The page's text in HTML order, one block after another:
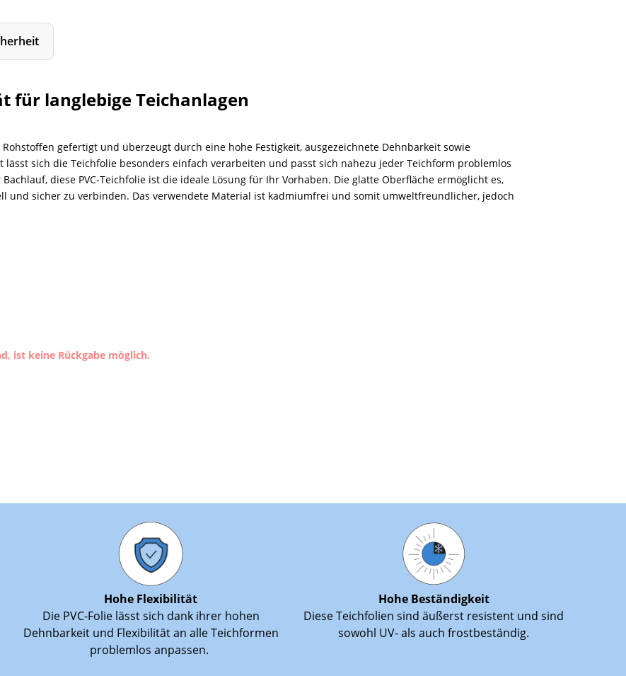
für langlebige Teichanlagen
gefertigt und überzeugt durch eine hohe Festigkeit, ausgezeichnete Dehnbarkeit sowie
sich die Teichfolie besonders einfach verarbeiten und passt sich nahezu jeder Teichform problemlos
diese PVC-Teichfolie ist die ideale Lösung für Ihr Vorhaben. Die glatte Oberfläche ermöglicht es,
und sicher zu verbinden. Das verwendete Material ist kadmiumfrei und somit umweltfreundlicher, jedoch
ist keine Rückgabe möglich.
Hohe Flexibilität
Die PVC-Folie lässt sich dank ihrer hohen
Dehnbarkeit und Flexibilität an alle Teichformen
problemlos anpassen.
Hohe Beständigkeit
Diese Teichfolien sind äußerst resistent und sind
sowohl UV- als auch frostbeständig.